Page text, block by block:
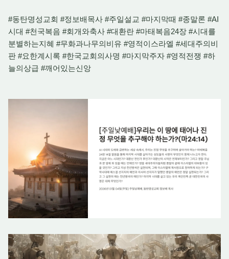
#동탄명성교회 #정보배목사 #주일설교 #마지막때 #종말론 #AI
시대 #천국복음 #회개와축사 #대환란 #마태복음24장 #시대를
분별하는지혜 #무화과나무의비유 #영적이스라엘 #세대주의비
판 #요한계시록 #한국교회의사명 #마지막주자 #영적전쟁 #하
늘의상급 #깨어있는신앙